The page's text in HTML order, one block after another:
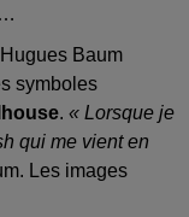
Baum
symboles
. « Lorsque je
qui me vient en
Les images